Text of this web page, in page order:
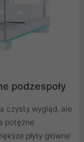
podzespoły
czysty wygląd, ale
potężne
płyty główne